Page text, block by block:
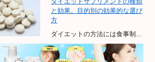
と効果。目的別の効果的な選び
方
ダイエットの方法には食事制...